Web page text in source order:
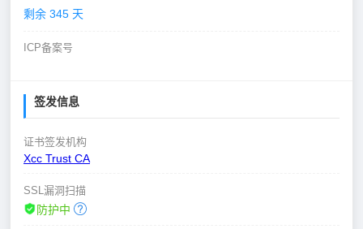
剩余 345 天
ICP备案号
签发信息
证书签发机构
Xcc Trust CA
SSL漏洞扫描
防护中